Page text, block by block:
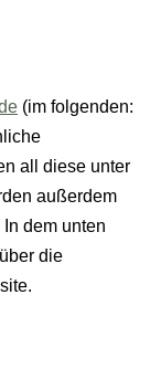
(im folgenden:
all diese unter
außerdem
dem unten
die